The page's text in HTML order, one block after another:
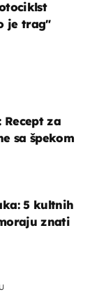
je trag"
Recept za
sa špekom
5 kultnih
znati